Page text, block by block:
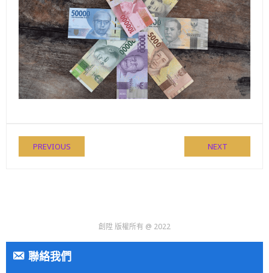
PREVIOUS NEXT
創陞 版權所有 @ 2022
聯絡我們